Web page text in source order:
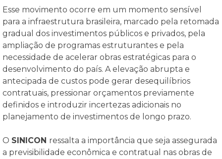
Esse movimento ocorre em um momento sensível
para a infraestrutura brasileira, marcado pela retomada
gradual dos investimentos públicos e privados, pela
ampliação de programas estruturantes e pela
necessidade de acelerar obras estratégicas para o
desenvolvimento do país. A elevação abrupta e
antecipada de custos pode gerar desequilíbrios
contratuais, pressionar orçamentos previamente
definidos e introduzir incertezas adicionais no
planejamento de investimentos de longo prazo.
O SINICON ressalta a importância que seja assegurada
a previsibilidade econômica e contratual nas obras de